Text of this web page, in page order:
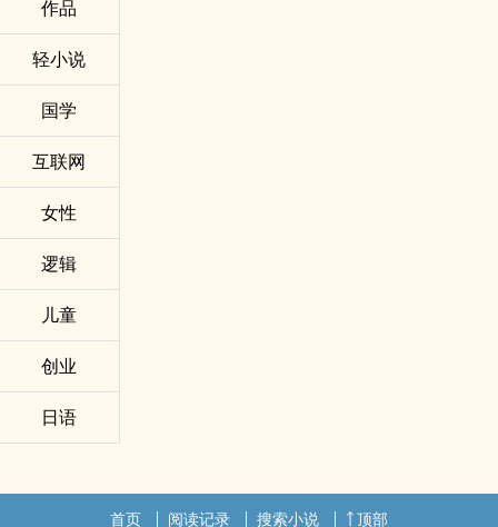
作品
轻小说
国学
互联网
女性
逻辑
儿童
创业
日语
首页 阅读记录 搜索小说 顶部